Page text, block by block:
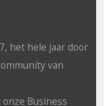
het hele jaar door
van
Business